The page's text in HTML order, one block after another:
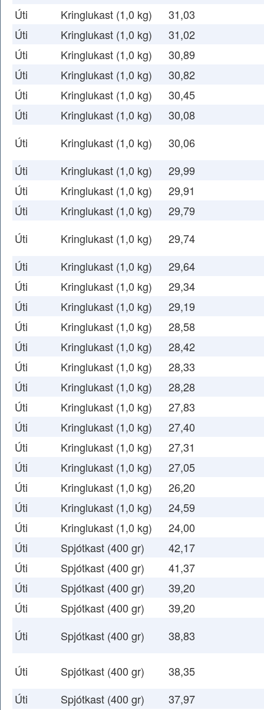
Úti Kringlukast (1,0 kg)
31,03
Úti
Kringlukast (1,0 kg)
31,02
Úti
Kringlukast (1,0 kg)
30,89
Úti
Kringlukast (1,0 kg)
30,82
Úti
Kringlukast (1,0 kg)
30,45
Úti
Kringlukast (1,0 kg)
30,08
Úti
Kringlukast (1,0 kg)
30,06
Úti
Kringlukast (1,0 kg)
29,99
Úti
Kringlukast (1,0 kg)
29,91
Úti
Kringlukast (1,0 kg)
29,79
Úti
Kringlukast (1,0 kg)
29,74
Úti
Kringlukast (1,0 kg)
29,64
Úti
Kringlukast (1,0 kg)
29,34
Úti
Kringlukast (1,0 kg)
29,19
Úti
Kringlukast (1,0 kg)
28,58
Úti
Kringlukast (1,0 kg)
28,42
Úti
Kringlukast (1,0 kg)
28,33
Úti
Kringlukast (1,0 kg)
28,28
Úti
Kringlukast (1,0 kg)
27,83
Úti
Kringlukast (1,0 kg)
27,40
Úti
Kringlukast (1,0 kg)
27,31
Úti
Kringlukast (1,0 kg)
27,05
Úti
Kringlukast (1,0 kg)
26,20
Úti
Kringlukast (1,0 kg)
24,59
Úti
Kringlukast (1,0 kg)
24,00
Úti
Spjótkast (400 gr)
42,17
Úti
Spjótkast (400 gr)
41,37
Úti
Spjótkast (400 gr)
39,20
Úti
Spjótkast (400 gr)
39,20
Úti
Spjótkast (400 gr) 38,83
Úti Spjótkast (400 gr)
38,35
Úti
Spjótkast (400 gr)
37,97